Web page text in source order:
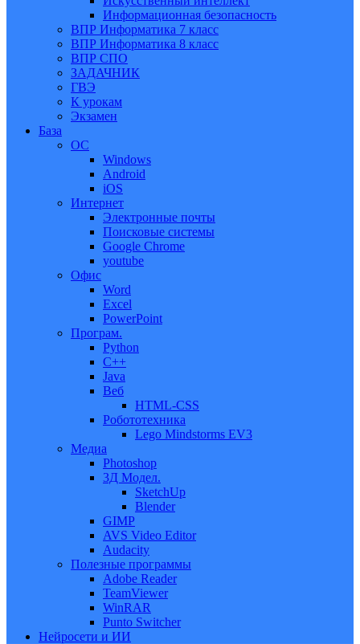
Информационная безопасность
ВПР Информатика 7 класс
ВПР Информатика 8 класс
ВПР СПО
ЗАДАЧНИК
ГВЭ
К урокам
Экзамен
База
ОС
Windows
Android
iOS
Интернет
Электронные почты
Поисковые системы
Google Chrome
youtube
Офис
Word
Excel
PowerPoint
Програм.
Python
C++
Java
Веб
HTML-CSS
Робототехника
Lego Mindstorms EV3
Медиа
Photoshop
3Д Модел.
SketchUp
Blender
GIMP
AVS Video Editor
Audacity
Полезные программы
Adobe Reader
TeamViewer
WinRAR
Punto Switcher
Нейросети и ИИ